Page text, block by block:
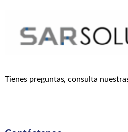
Tienes preguntas, consulta